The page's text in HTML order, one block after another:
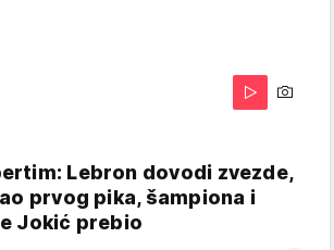
Lebron dovodi zvezde,
prvog pika, šampiona i
Jokić prebio